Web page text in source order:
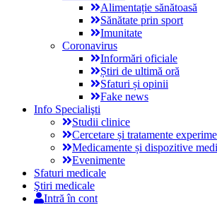
Alimentație sănătoasă
Sănătate prin sport
Imunitate
Coronavirus
Informări oficiale
Știri de ultimă oră
Sfaturi și opinii
Fake news
Info Specialişti
Studii clinice
Cercetare și tratamente
Medicamente și dispozitive
Evenimente
Sfaturi medicale
Ştiri medicale
Intră în cont